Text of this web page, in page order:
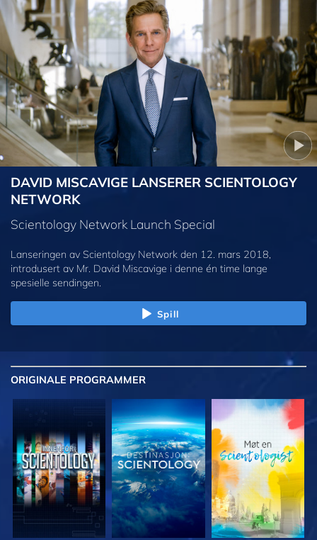
DAVID MISCAVIGE LANSERER SCIENTOLOGY
NETWORK
Scientology Network Launch Special
Lanseringen av Scientology Network den 12. mars 2018,
introdusert av Mr. David Miscavige i denne én time lange
spesielle sendingen.
Spill
ORIGINALE PROGRAMMER